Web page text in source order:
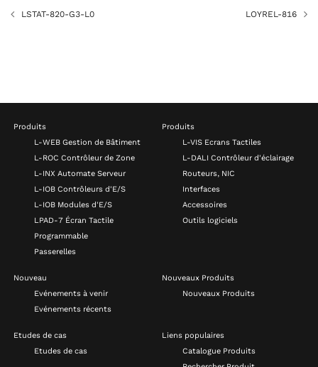
LSTAT-820-G3-L0 LOYREL-816
Produits
L-WEB Gestion de Bâtiment
L-ROC Contrôleur de Zone
L-INX Automate Serveur
L-IOB Contrôleurs d'E/S
L-IOB Modules d'E/S
LPAD-7 Écran Tactile
Programmable
Passerelles
Produits
L-VIS Ecrans Tactiles
L-DALI Contrôleur d'éclairage
Routeurs, NIC
Interfaces
Accessoires
Outils logiciels
Nouveau
Evénements à venir
Evénements récents
Nouveaux Produits
Nouveaux Produits
Etudes de cas
Etudes de cas
Liens populaires
Catalogue Produits